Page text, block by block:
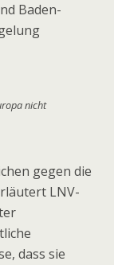
Baden-
nicht
gegen die
LNV-
dass sie